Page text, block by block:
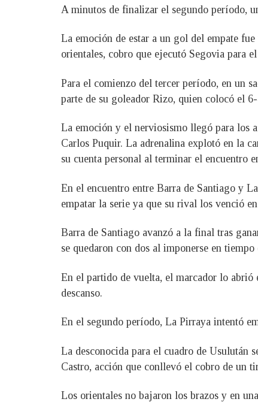
A minutos de finalizar el segundo período,
La emoción de estar a un gol del empate
orientales, cobro que ejecutó Segovia para
Para el comienzo del tercer período, en un
parte de su goleador Rizo, quien colocó el
La emoción y el nerviosismo llegó para los
Carlos Puquir. La adrenalina explotó en la
su cuenta personal al terminar el encuentro
En el encuentro entre Barra de Santiago y
empatar la serie ya que su rival los venció
Barra de Santiago avanzó a la final tras
se quedaron con dos al imponerse en tiempo
En el partido de vuelta, el marcador lo abrió
descanso.
En el segundo período, La Pirraya intentó
La desconocida para el cuadro de Usulután
Castro, acción que conllevó el cobro de un
Los orientales no bajaron los brazos y en